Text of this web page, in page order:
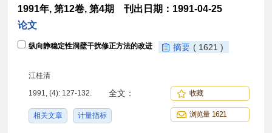
1991年, 第12卷, 第4期 刊出日期：1991-04-25
论文
纵向静稳定性洞壁干扰修正方法的改进 摘要 ( 1621 )
江桂清
1991, (4): 127-132. 全文：
相关文章 计量指标
收藏
浏览量 1621